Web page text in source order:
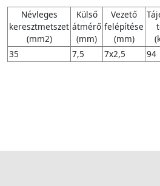
Névleges
keresztmetszet
(mm2)
Külső
átmérő
(mm)
Vezető
felépítése
(mm)
35
7,5 7x2,5 94